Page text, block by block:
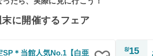
末に開催するフェア
SP＊当館人気No.1【白亜
8/15